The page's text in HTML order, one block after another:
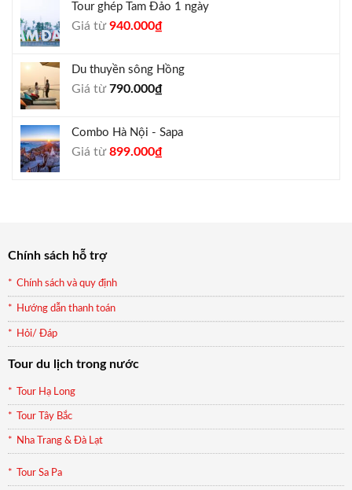
1.800.000₫. là:
Tour ghép Tam Đảo 1 ngày
Giá từGiá
1.000.000₫.
940.000₫Giá
là:
Du thuyền sông Hồng
Giá từ790.000₫
Combo Hà Nội - Sapa
Giá từGiá
899.000₫Giá
Chính sách hỗ trợ
Chính sách và quy định
Hướng dẫn thanh toán
Hỏi/ Đáp
Tour du lịch trong nước
Tour Hạ Long
Tour Tây Bắc
Nha Trang & Đà Lạt
Tour Sa Pa